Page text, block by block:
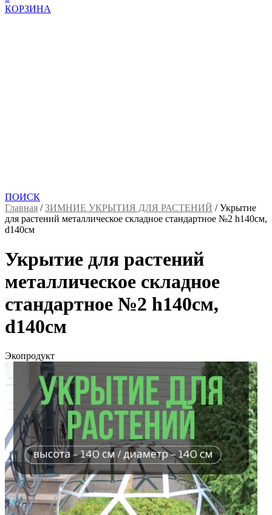
КОРЗИНА
ПОИСК
Главная /ЗИМНИЕ УКРЫТИЯ ДЛЯ РАСТЕНИЙ /Укрытие
для растений металлическое складное стандартное №2 h140cм,
d140cм
Укрытие для растений
металлическое складное
стандартное №2 h140cм,
d140cм
Экопродукт